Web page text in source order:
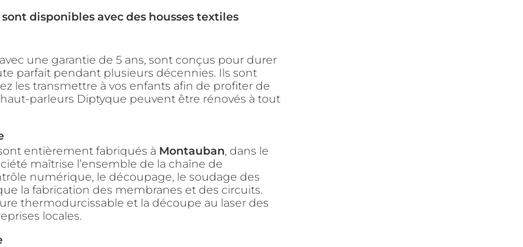
disponibles avec des housses textiles
une garantie de 5 ans, sont conçus pour durer
parfait pendant plusieurs décennies. Ils sont
les transmettre à vos enfants afin de profiter de
parleurs Diptyque peuvent être rénovés à tout
entièrement fabriqués à Montauban, dans le
maîtrise l’ensemble de la chaîne de
numérique, le découpage, le soudage des
la fabrication des membranes et des circuits.
thermodurcissable et la découpe au laser des
locales.